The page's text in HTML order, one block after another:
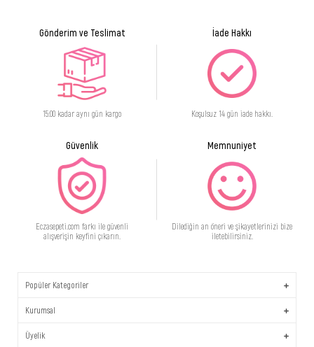
Gönderim ve Teslimat
15:00 kadar aynı gün kargo
İade Hakkı
Koşulsuz 14 gün iade hakkı.
Güvenlik
Eczasepeti.com farkı ile güvenli
alışverişin keyfini çıkarın.
Memnuniyet
Dilediğin an öneri ve şikayetlerinizi bize
iletebilirsiniz.
Popüler Kategoriler
Kurumsal
Üyelik